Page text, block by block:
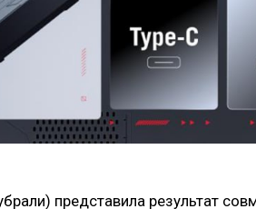
представила результат